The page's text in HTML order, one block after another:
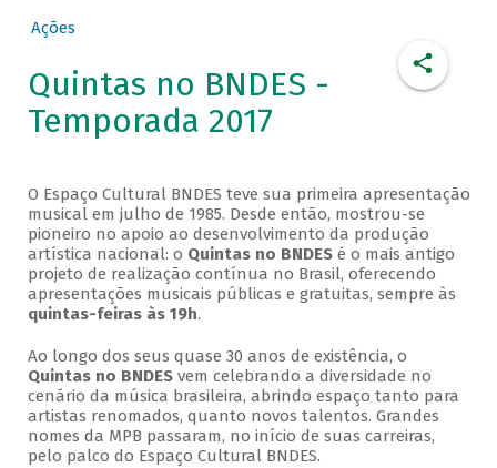
Ações
Quintas no BNDES -
Temporada 2017
O Espaço Cultural BNDES teve sua primeira apresentação
musical em julho de 1985. Desde então, mostrou-se
pioneiro no apoio ao desenvolvimento da produção
artística nacional: o Quintas no BNDESé o mais antigo
projeto de realização contínua no Brasil, oferecendo
apresentações musicais públicas e gratuitas, sempre às
quintas-feiras às 19h.
Ao longo dos seus quase 30 anos de existência, o
Quintas no BNDESvem celebrando a diversidade no
cenário da música brasileira, abrindo espaço tanto para
artistas renomados, quanto novos talentos. Grandes
nomes da MPB passaram, no início de suas carreiras,
pelo palco do Espaço Cultural BNDES.